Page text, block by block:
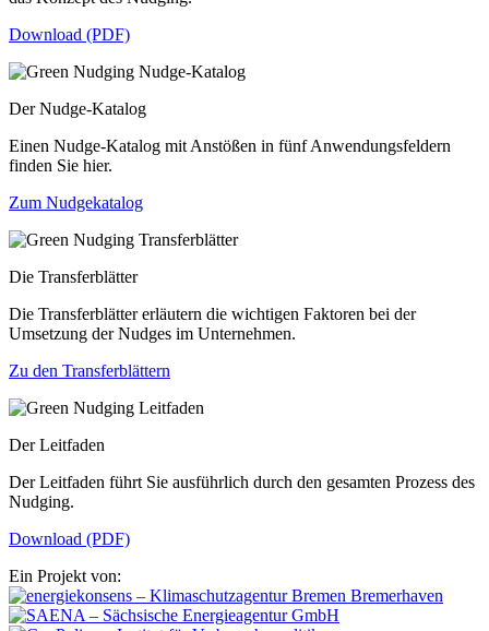
Download (PDF)
Der Nudge-Katalog
Einen Nudge-Katalog mit Anstößen in fünf Anwendungsfeldern
finden Sie hier.
Zum Nudgekatalog
Die Transferblätter
Die Transferblätter erläutern die wichtigen Faktoren bei der
Umsetzung der Nudges im Unternehmen.
Zu den Transferblättern
Der Leitfaden
Der Leitfaden führt Sie ausführlich durch den gesamten Prozess des
Nudging.
Download (PDF)
Ein Projekt von: